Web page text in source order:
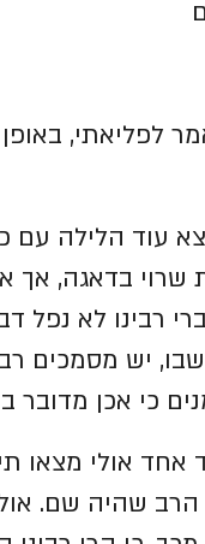
לפליאתי,
עוד הלילה עם
שרוי בדאגה, אך
רבינו לא
יש מסמכים
כי אכן מדובר
אולי מצאו
שהיה שם.